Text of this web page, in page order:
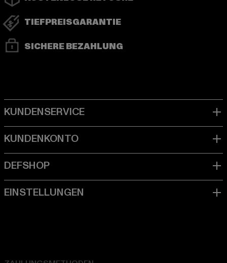
TIEFPREISGARANTIE
SICHERE BEZAHLUNG